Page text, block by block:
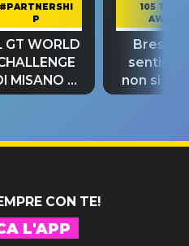
#PARTNERSHI
P
GT WORLD
MISANO si
105 TAKE
AWAY
Bresh:
non si
fino alla
CON TE!
L'APP